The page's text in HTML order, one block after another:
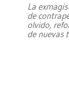
La
de
olvido,
de nuevas